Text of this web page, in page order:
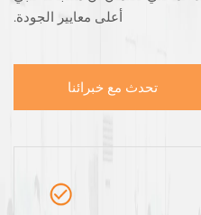
أعلى معايير الجودة.
تحدث مع خبرائنا